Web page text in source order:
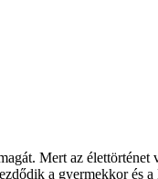
Mert az
a gyermekkor és